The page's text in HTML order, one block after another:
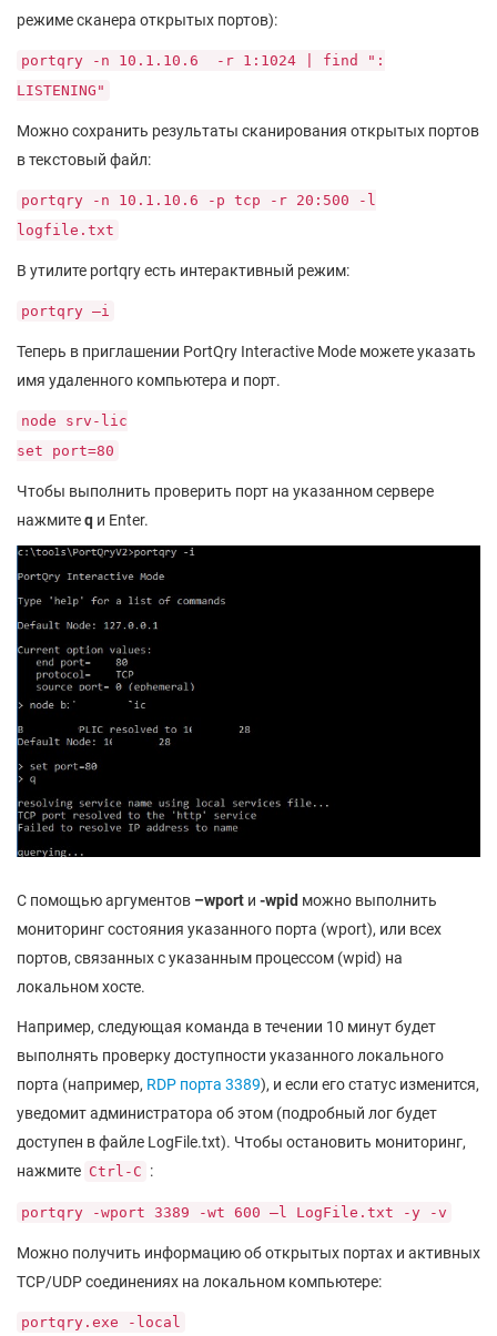
режиме сканера открытых портов):
portqry -n 10.1.10.6 -r 1:1024 | find ":
LISTENING"
Можно сохранить результаты сканирования открытых портов
в текстовый файл:
portqry -n 10.1.10.6 -p tcp -r 20:500 -l
logfile.txt
В утилите portqry есть интерактивный режим:
portqry –i
Теперь в приглашении PortQry Interactive Mode можете указать
имя удаленного компьютера и порт.
node srv-lic
set port=80
Чтобы выполнить проверить порт на указанном сервере
нажмитеq и Enter.
С помощью аргументов –wport и -wpid можно выполнить
мониторинг состояния указанного порта (wport), или всех
портов, связанных с указанным процессом (wpid) на
локальном хосте.
Например, следующая команда в течении 10 минут будет
выполнять проверку доступности указанного локального
порта (например, RDP порта 3389), и если его статус изменится,
уведомит администратора об этом (подробный лог будет
доступен в файле LogFile.txt). Чтобы остановить мониторинг,
нажмите Ctrl-C :
portqry -wport 3389 -wt 600 –l LogFile.txt -y -v
Можно получить информацию об открытых портах и активных
TCP/UDP соединениях на локальном компьютере:
portqry.exe -local